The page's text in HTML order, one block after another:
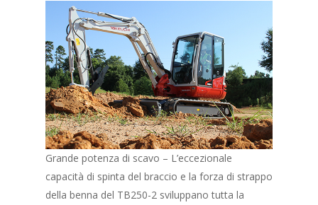
Grande potenza di scavo – L’eccezionale
capacità di spinta del braccio e la forza di strappo
della benna del TB250-2 sviluppano tutta la